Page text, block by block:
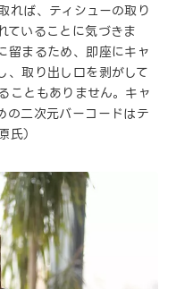
れば、ティシューの取り
ていることに気づきま
留まるため、即座にキャ
、取り出し口を剥がして
こともありません。キャ
の二次元バーコードはテ
）